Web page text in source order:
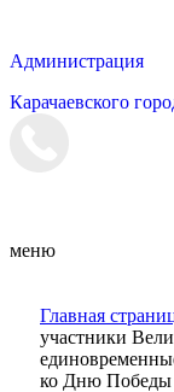
Администрация
Карачаевского
меню
Главная
участники
ко Дню Победы